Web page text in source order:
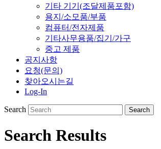
기타 기기(조달제품포함)
용지/소모품/부품
컴퓨터/전자제품
기타사무용품/집기/가구
중고 제품
공지사항
요청(문의)
찾아오시는길
Log-In
Search
Search Results